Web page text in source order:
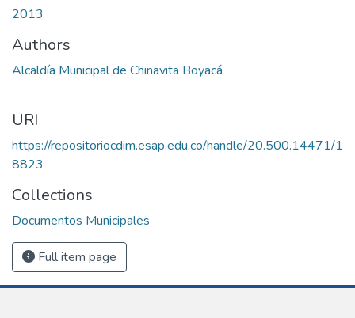
2013
Authors
Alcaldía Municipal de Chinavita Boyacá
URI
https://repositoriocdim.esap.edu.co/handle/20.500.14471/1
8823
Collections
Documentos Municipales
Full item page